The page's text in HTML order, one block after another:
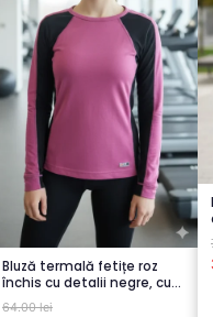
Bluză termală fetițe roz
închis cu detalii negre, cu
pu...
64.00 lei